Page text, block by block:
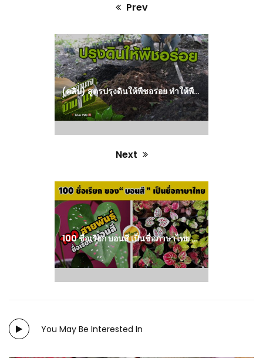
Prev
Previous
post:
(คลิป) สูตรปรุงดินให้พืชอร่อย ทำให้พืชผลของเราเจริญงอกงาม ออกดอก ออกผลดี สูตรลับฉบับบ้านนา : วีดีโอ เกษตร
Next
post:
100 ชื่อเรียก บอนสี เป็นชื่อภาษาไทย บอนสีชื่อไทย : วีดีโอ เกษตร
You May Be Interested In